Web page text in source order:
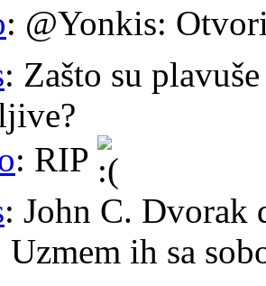
: @Yonkis:
: Zašto su
: RIP
: John C. Dvorak
Uzmem ih sa